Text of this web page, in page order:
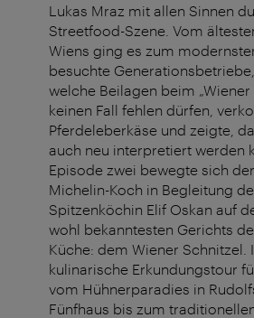
Lukas Mraz mit allen Sinnen
Streetfood-Szene. Vom
Wiens ging es zum
besuchte
welche Beilagen beim „Wiener
keinen Fall fehlen dürfen,
Pferdeleberkäse und zeigte,
auch neu interpretiert werden
Episode zwei bewegte sich
Michelin-Koch in Begleitung
Spitzenköchin Elif Oskan auf
wohl bekanntesten Gerichts
Küche: dem Wiener Schnitzel.
kulinarische Erkundungstour
vom Hühnerparadies in
Fünfhaus bis zum